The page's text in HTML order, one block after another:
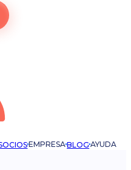
EMPRESABLOGAYUDA